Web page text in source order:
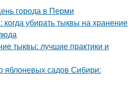
города в Перми
убирать тыквы на хранение
тыквы: лучшие практики и
яблоневых садов Сибири: